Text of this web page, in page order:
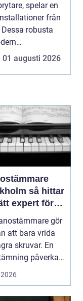
spelar en
från
robusta
01 augusti 2026
så hittar
expert för
gör
att bara vrida
skruvar. En
påverkar
låt...